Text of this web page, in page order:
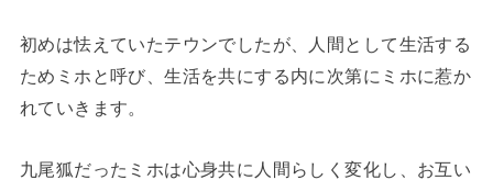
初めは怯えていたテウンでしたが、人間として生活する
ためミホと呼び、生活を共にする内に次第にミホに惹か
れていきます。
九尾狐だったミホは心身共に人間らしく変化し、お互い